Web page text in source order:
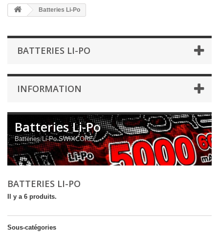
Batteries Li-Po
BATTERIES LI-PO
INFORMATION
Batteries Li-Po
Batteries Li-Po SWIXCORE
BATTERIES LI-PO
Il y a 6 produits.
Sous-catégories